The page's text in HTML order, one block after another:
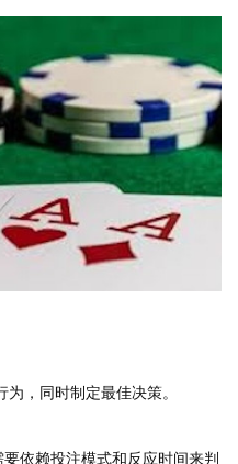
，同时制定最佳决策。
依赖投注模式和反应时间来判